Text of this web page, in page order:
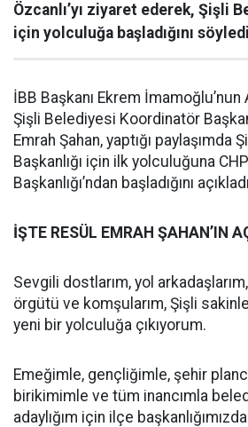
Özcanlı’yı ziyaret ederek, Şişli
için yolculuğa başladığını
İBB Başkanı Ekrem İmamoğlu’nun
Şişli Belediyesi Koordinatör Başkan
Emrah Şahan, yaptığı paylaşımda
Başkanlığı için ilk yolculuğuna
Başkanlığı’ndan başladığını
İŞTE RESÜL EMRAH ŞAHAN’IN
Sevgili dostlarım, yol
örgütü ve komşularım, Şişli
yeni bir yolculuğa çıkıyorum.
Emeğimle, gençliğimle, şehir
birikimimle ve tüm inancımla
adaylığım için ilçe